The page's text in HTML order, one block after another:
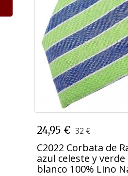
C2022 Corbata de
azul celeste y
blanco 100% Lino
24,95 € 32 €
C2022 Corbata de
azul celeste y
blanco 100% Lino